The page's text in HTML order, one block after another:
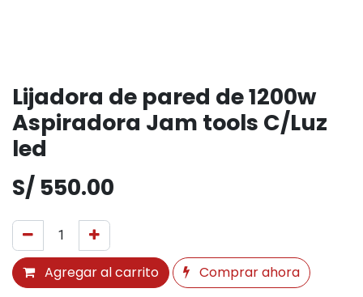
Lijadora de pared de 1200w
Aspiradora Jam tools C/Luz
led
S/ 550.00
Agregar al carrito Comprar ahora